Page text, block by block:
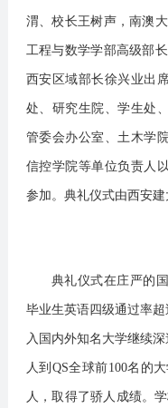
渭、校长王树声，南澳
工程与数学学部高级部
西安区域部长徐兴业出
处、研究生院、学生处
管委会办公室、土木学
信控学院等单位负责人
参加。典礼仪式由西安建
典礼仪式在庄严的
毕业生英语四级通过率
入国内外知名大学继续
人到QS全球前100名的
人，取得了骄人成绩。